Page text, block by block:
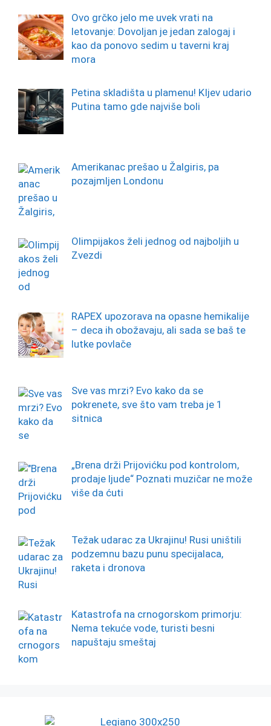
Ovo grčko jelo me uvek vrati na
letovanje: Dovoljan je jedan zalogaj i
kao da ponovo sedim u taverni kraj
mora
Petina skladišta u plamenu! KIjev udario
Putina tamo gde najviše boli
Amerikanac prešao u Žalgiris, pa
pozajmljen Londonu
Olimpijakos želi jednog od najboljih u
Zvezdi
RAPEX upozorava na opasne hemikalije
– deca ih obožavaju, ali sada se baš te
lutke povlače
Sve vas mrzi? Evo kako da se
pokrenete, sve što vam treba je 1
sitnica
„Brena drži Prijovićku pod kontrolom,
prodaje ljude“ Poznati muzičar ne može
više da ćuti
Težak udarac za Ukrajinu! Rusi uništili
podzemnu bazu punu specijalaca,
raketa i dronova
Katastrofa na crnogorskom primorju:
Nema tekuće vode, turisti besni
napuštaju smeštaj